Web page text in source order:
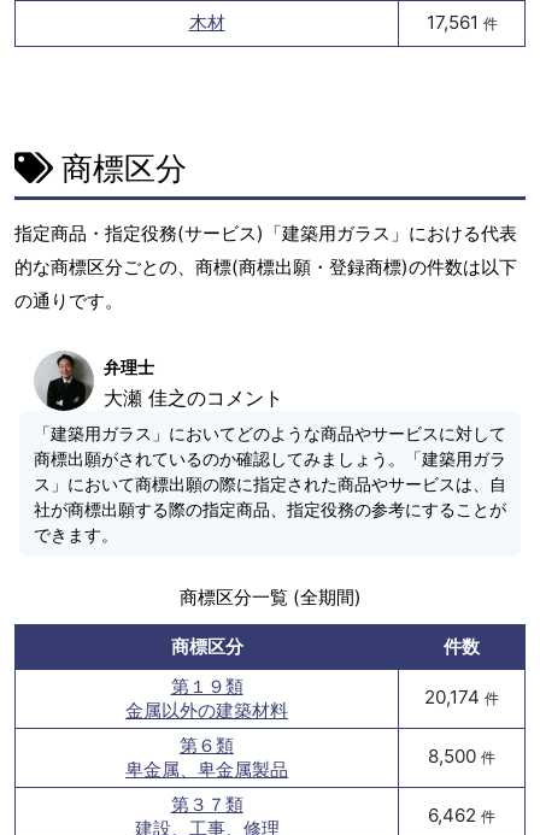
木材 17,561 件
商標区分
指定商品・指定役務(サービス)「建築用ガラス」における代表
的な商標区分ごとの、商標(商標出願・登録商標)の件数は以下
の通りです。
弁理士
大瀬 佳之のコメント
「建築用ガラス」においてどのような商品やサービスに対して
商標出願がされているのか確認してみましょう。「建築用ガラ
ス」において商標出願の際に指定された商品やサービスは、自
社が商標出願する際の指定商品、指定役務の参考にすることが
できます。
商標区分一覧 (全期間)
商標区分
件数
第１９類
金属以外の建築材料
20,174 件
第６類
卑金属、卑金属製品
8,500 件
第３７類
建設、工事、修理
6,462 件